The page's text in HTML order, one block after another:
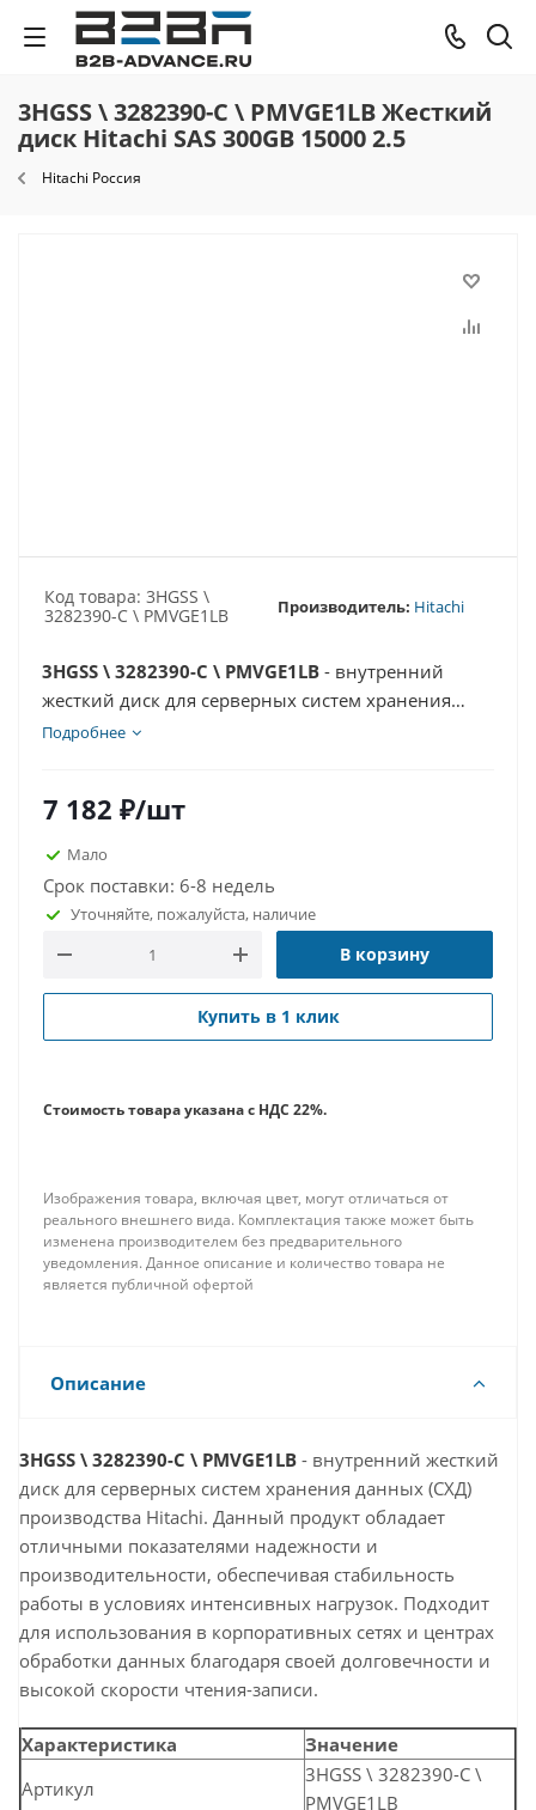
3HGSS \ 3282390-C \ PMVGE1LB Жесткий
диск Hitachi SAS 300GB 15000 2.5
Hitachi Россия
Код товара: 3HGSS \
3282390-C \ PMVGE1LB
Производитель: Hitachi
3HGSS \ 3282390-C \ PMVGE1LB - внутренний
жесткий диск для серверных систем хранения
данных (СХД) производства Hitachi. Данный
стабильность работы в условиях интенсивных
нагрузок. Подходит для использования в
данных благодаря своей долговечности и
высокой скорости чтения-записи.
Подробнее
7 182 ₽/шт
Мало
Срок поставки: 6-8 недель
Уточняйте, пожалуйста, наличие
В корзину
Купить в 1 клик
Стоимость товара указана с НДС 22%.
Изображения товара, включая цвет, могут отличаться от
реального внешнего вида. Комплектация также может быть
изменена производителем без предварительного
уведомления. Данное описание и количество товара не
является публичной офертой
Описание
3HGSS \ 3282390-C \ PMVGE1LB - внутренний жесткий
диск для серверных систем хранения данных (СХД)
производства Hitachi. Данный продукт обладает
отличными показателями надежности и
производительности, обеспечивая стабильность
работы в условиях интенсивных нагрузок. Подходит
для использования в корпоративных сетях и центрах
обработки данных благодаря своей долговечности и
высокой скорости чтения-записи.
Характеристика
Значение
Артикул
3HGSS \ 3282390-C \
PMVGE1LB